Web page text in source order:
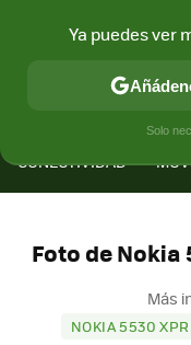
CONECTIVIDAD
Foto de
Más
NOKIA 5530
Ya puedes ver
Solo